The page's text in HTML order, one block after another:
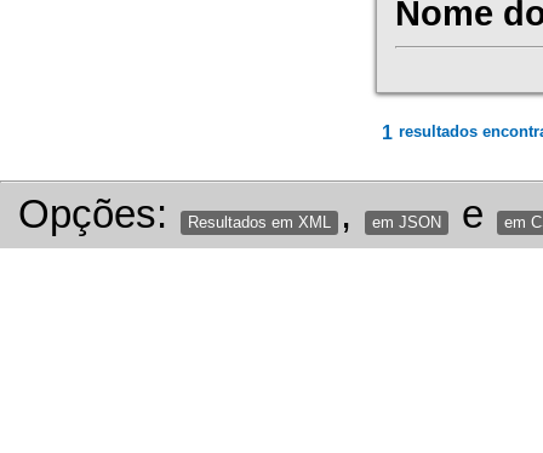
Nome
1 resultados
Opções: Resultados em XML , em JSON e em